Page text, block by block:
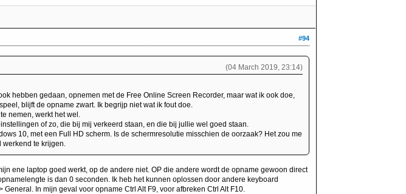
#94
(04 March 2019, 23:14)
hebben gedaan, opnemen met de Free Online Screen Recorder, maar wat ik ook doe,
blijft de opname zwart. Ik begrijp niet wat ik fout doe.
nemen, werkt het wel.
of zo, die bij mij verkeerd staan, en die bij jullie wel goed staan.
10, met een Full HD scherm. Is de schermresolutie misschien de oorzaak? Het zou me
werkend te krijgen.
ene laptop goed werkt, op de andere niet. OP die andere wordt de opname gewoon direct
is dan 0 seconden. Ik heb het kunnen oplossen door andere keyboard
General. In mijn geval voor opname Ctrl Alt F9, voor afbreken Ctrl Alt F10.